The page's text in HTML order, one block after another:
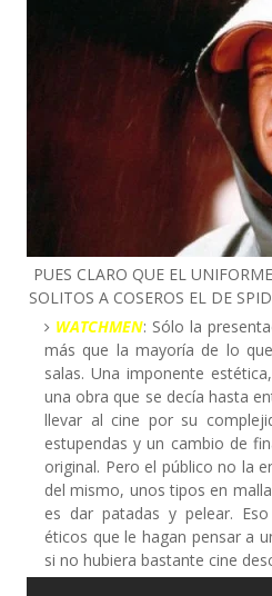
PUES CLARO QUE EL
SOLITOS A COSEROS EL DE
WATCHMEN: Sólo la
más que la mayoría de lo
salas. Una imponente
una obra que se decía hasta
llevar al cine por su
estupendas y un cambio de
original. Pero el público no la
del mismo, unos tipos en
es dar patadas y pelear.
éticos que le hagan pensar a
si no hubiera bastante cine